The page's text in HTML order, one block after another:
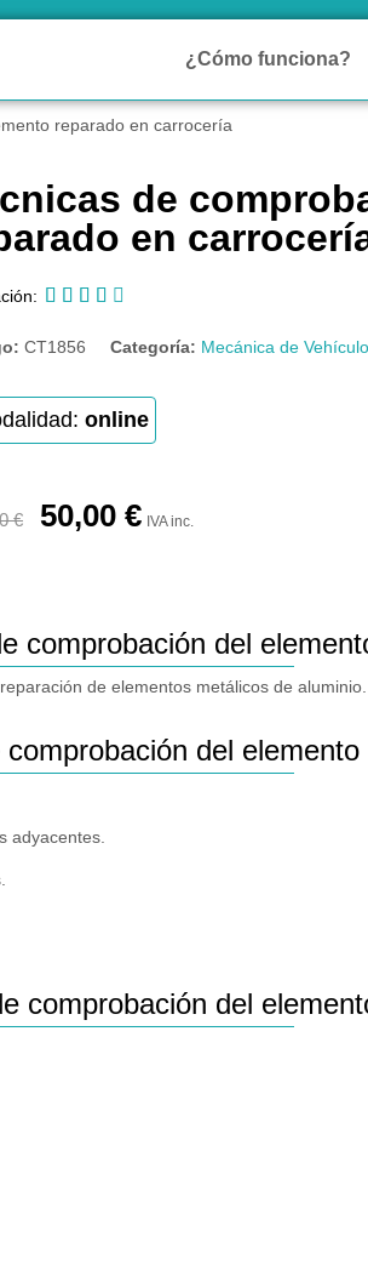
¿Cómo funciona?
reparado en carrocería
de
en
    
CT1856 Categoría: Mecánica de
online
€ 50,00 € IVA inc.
comprobación del
de elementos metálicos de aluminio.
del
adyacentes.
comprobación del